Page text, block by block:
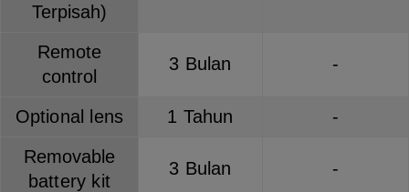
Terpisah)
Remote
control
3 Bulan -
Optional lens 1 Tahun
-
Removable
battery kit
3 Bulan -